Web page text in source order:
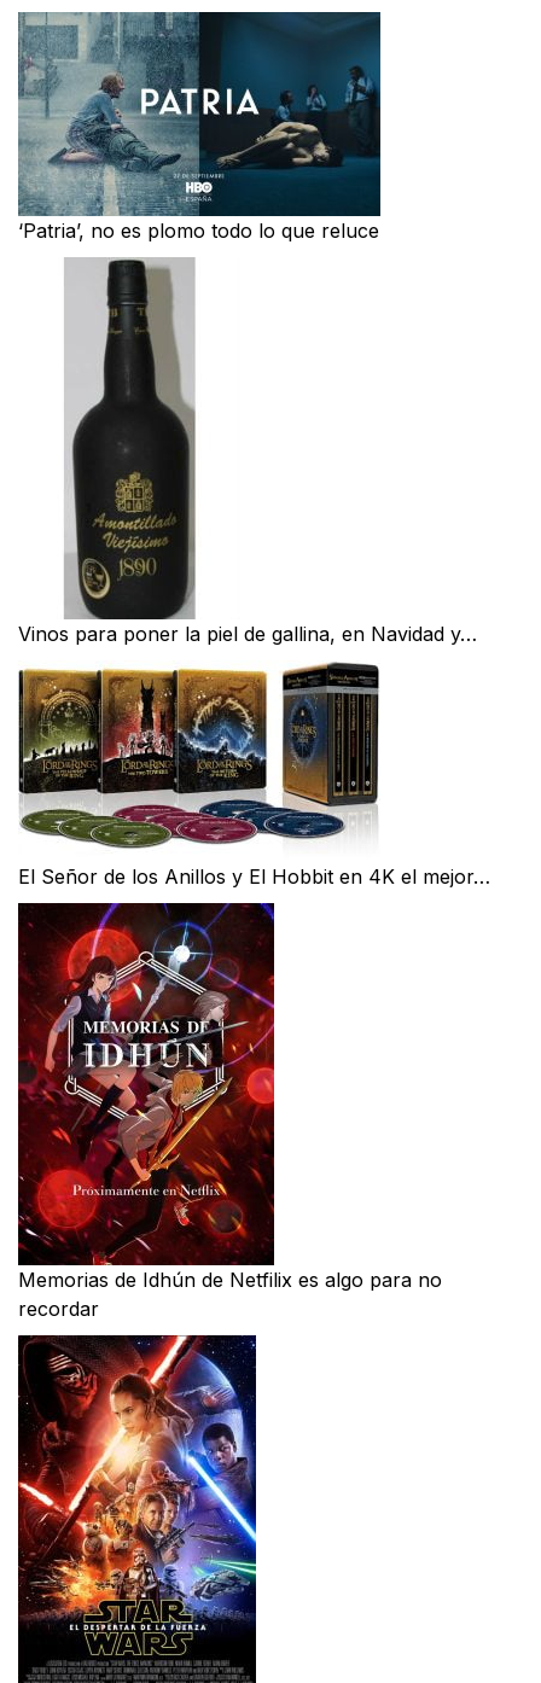
‘Patria’, no es plomo todo lo que reluce
Vinos para poner la piel de gallina, en Navidad y…
El Señor de los Anillos y El Hobbit en 4K el mejor…
Memorias de Idhún de Netfilix es algo para no
recordar